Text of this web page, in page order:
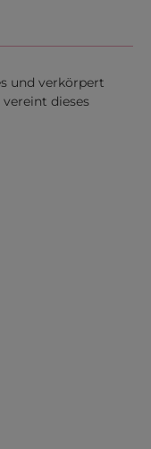
und verkörpert
dieses